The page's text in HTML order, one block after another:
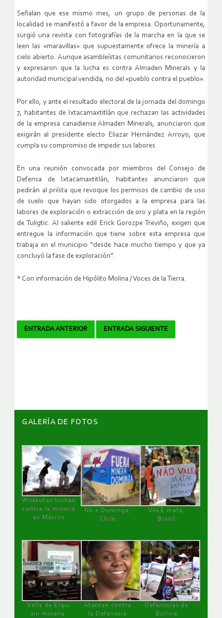
Señalan que ese mismo mes, un grupo de personas de la
localidad se manifestó a favor de la empresa. Oportunamente,
surgió una revista con fotografías de la marcha en la que se
leen las «maravillas» que supuestamente ofrece la minería a
cielo abierto. Aunque asambleístas comunitarios reconocieron
y expresaron que la lucha es contra Almaden Minerals y la
autoridad municipal vendida, no del «pueblo contra el pueblo».
Por ello, y ante el resultado electoral de la jornada del domingo
7, habitantes de Ixtacamaxtitlán que rechazan las actividades
de la empresa canadiense Almaden Minerals, anunciaron que
exigirán al presidente electo Eliazar Hernández Arroyo, que
cumpla su compromiso de impedir sus labores.
En una reunión convocada por miembros del Consejo de
Defensa de Ixtacamaxtitlán, habitantes anunciaron que
pedirán al priísta que revoque los permisos de cambio de uso
de suelo que hayan sido otorgados a la empresa para las
labores de exploración o extracción de oro y plata en la región
de Tuligtic. Al saliente edil Erick Gorozpe Treviño, exigen que
entregue la información que tiene sobre esta empresa que
trabaja en el municipio “desde hace mucho tiempo y que ya
concluyó la fase de exploración”.
* Con información de Hipólito Molina / Voces de la Tierra.
Navegador
ENTRADA ANTERIOR ENTRADA SIGUIENTE
GALERÌA DE FOTOS
Wirakutas luchan
contra la minería
en México
No a Dominga,
Chile
VALE mata,
Brasil
Valle de Elqui
sin minería.
Atentan contra
la Defensora
Defensoras de
Bolivia